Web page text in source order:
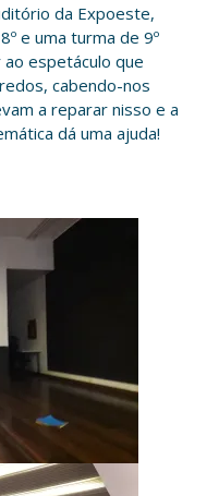
da Expoeste,
e uma turma de 9º
espetáculo que
cabendo-nos
a reparar nisso e a
dá uma ajuda!